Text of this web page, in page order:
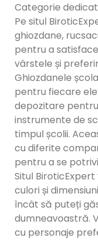
Categorie
Pe situl
ghiozdane,
pentru a
vârstele și
Ghiozdanele
pentru fiecare
depozitare
instrumente de
timpul școlii.
cu diferite
pentru a se
Situl
culori și
încât să puteți
dumneavoastră.
cu personaje